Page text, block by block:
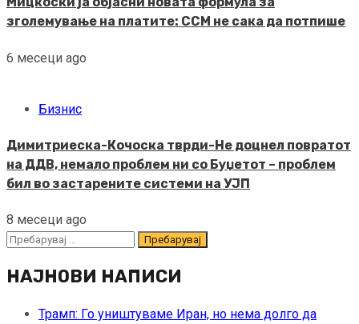
зголемување на платите: ССМ не сака да потпише
6 месеци ago
Бизнис
Димитриеска-Кочоска тврди-Не доцнел повратот
на ДДВ, немало проблем ни со Буџетот – проблем
бил во застарените системи на УЈП
8 месеци ago
Пребарувај
НАЈНОВИ НАПИСИ
Трамп: Го уништуваме Иран, но нема долго да